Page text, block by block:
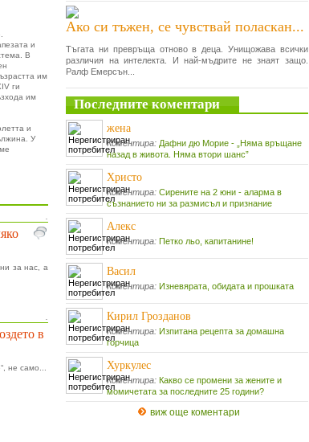
и
В
им
ги
им
и
У
за нас, а
в
не само...
Ако си тъжен, се чувствай поласкан...
Тъгата ни превръща отново в деца. Унищожава всички
различия на интелекта. И най-мъдрите не знаят защо.
Ралф Емерсън...
Последните коментари
жена
Коментира: Дафни дю Морие - „Няма връщане
назад в живота. Няма втори шанс”
Христо
Коментира: Сирените на 2 юни - аларма в
съзнанието ни за размисъл и признание
Алекс
Коментира: Петко льо, капитанине!
Васил
Коментира: Изневярата, обидата и прошката
Кирил Грозданов
Коментира: Изпитана рецепта за домашна
горчица
Хуркулес
Коментира: Какво се промени за жените и
момичетата за последните 25 години?
виж още коментари